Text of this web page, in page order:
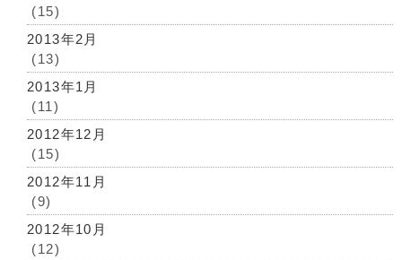
(15)
2013年2月
(13)
2013年1月
(11)
2012年12月
(15)
2012年11月
(9)
2012年10月
(12)